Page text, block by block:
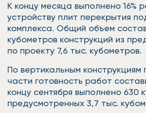
К концу месяца выполнено 16%
устройству плит перекрытия
комплекса. Общий объем
кубометров конструкций из
по проекту 7,6 тыс. кубометров.
По вертикальным конструкциям
части готовность работ
концу сентября выполнено 630
предусмотренных 3,7 тыс.